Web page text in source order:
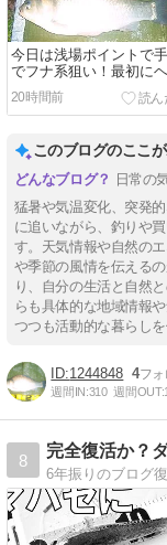
今日は浅場ポイントで
でフナ系狙い！最初にヘ
ブナ37㎝ゲットでビック
リ！！中川の釣り
20時間前
このブログのここ
日常の
猛暑や気温変化、突発
に追いながら、釣りや
す。天気情報や自然の
や季節の風情を伝える
り、自分の生活と自然
らも具体的な地域情報
つつも活動的な暮らし
1244848 4
週間IN:310 週間OUT:
8
完全復活か？
6年振りのブログ